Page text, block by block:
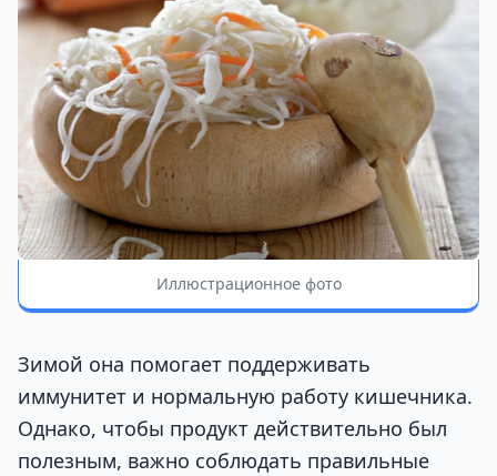
Иллюстрационное фото
Зимой она помогает поддерживать
иммунитет и нормальную работу кишечника.
Однако, чтобы продукт действительно был
полезным, важно соблюдать правильные